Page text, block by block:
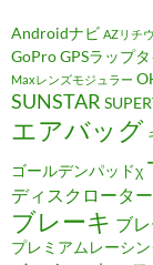
Androidナビ AZリチ
GoProGPSラップ
Maxレンズモジュラー
SUNSTAR
エアバッグ
ゴールデンパッドχ
ディスクローター
ブレーキ ブ
プレミアムレーシ